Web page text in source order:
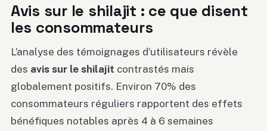
Avis sur le shilajit : ce que disent
les consommateurs
L’analyse des témoignages d’utilisateurs révèle
des avis sur le shilajit contrastés mais
globalement positifs. Environ 70% des
consommateurs réguliers rapportent des effets
bénéfiques notables après 4 à 6 semaines